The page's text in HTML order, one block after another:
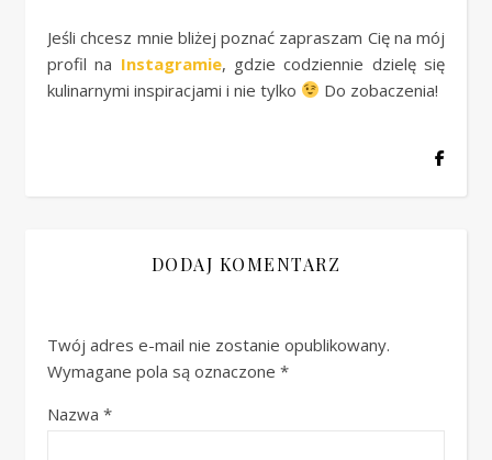
Jeśli chcesz mnie bliżej poznać zapraszam Cię na mój
profil na Instagramie, gdzie codziennie dzielę się
kulinarnymi inspiracjami i nie tylko
Do zobaczenia!
DODAJ KOMENTARZ
Twój adres e-mail nie zostanie opublikowany.
Wymagane pola są oznaczone *
Nazwa *